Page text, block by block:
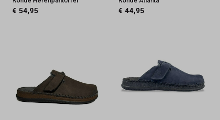
€ 54,95 € 44,95